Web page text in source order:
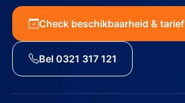
Check beschikbaarheid & tarief
Bel 0321 317 121